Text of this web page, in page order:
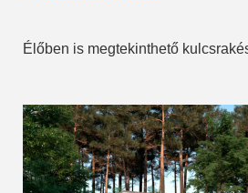
Élőben is megtekinthető